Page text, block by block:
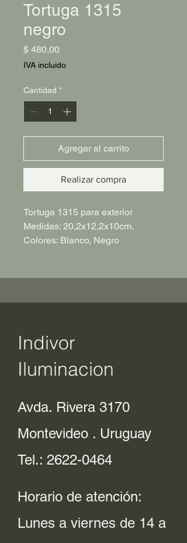
Tortuga 1315
negro
$ 480,00Precio
IVA incluido
Cantidad *
Agregar al carrito
Realizar compra
Tortuga 1315 para exterior
Medidas: 20,2x12,2x10cm.
Colores: Blanco, Negro
Indivor
Iluminacion
Avda. Rivera 3170
Montevideo . Uruguay
Tel.: 2622-0464
Horario de atención:
Lunes a viernes de 14 a